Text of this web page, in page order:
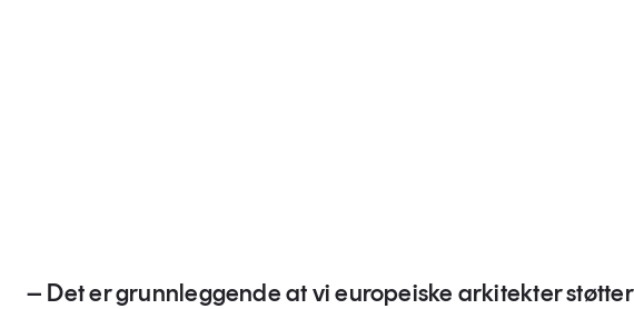
– Det er grunnleggende at vi europeiske arkitekter støtter